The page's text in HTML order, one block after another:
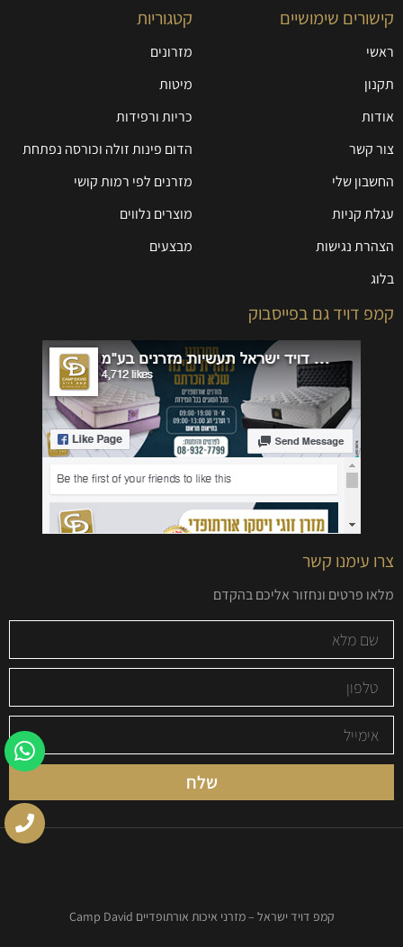
קישורים שימושיים
ראשי
תקנון
אודות
צור קשר
החשבון שלי
עגלת קניות
הצהרת נגישות
בלוג
קטגוריות
מזרונים
מיטות
כריות ורפידות
הדום פינות זולה וכורסה נפתחת
מזרנים לפי רמות קושי
מוצרים נלווים
מבצעים
קמפ דויד גם בפייסבוק
צרו עימנו קשר
מלאו פרטים ונחזור אליכם בהקדם
שלח
קמפ דויד ישראל – מזרני איכות אורתופדיים Camp David